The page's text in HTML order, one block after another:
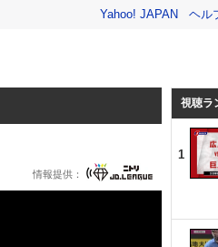
Yahoo! JAPAN ヘル
視聴ラ
1